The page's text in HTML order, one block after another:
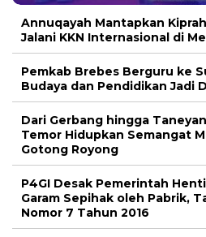
Annuqayah Mantapkan
Jalani KKN Internasional di
Pemkab Brebes Berguru ke
Budaya dan Pendidikan Jadi
Dari Gerbang hingga
Temor Hidupkan Semangat
Gotong Royong
P4GI Desak Pemerintah
Garam Sepihak oleh Pabrik,
Nomor 7 Tahun 2016